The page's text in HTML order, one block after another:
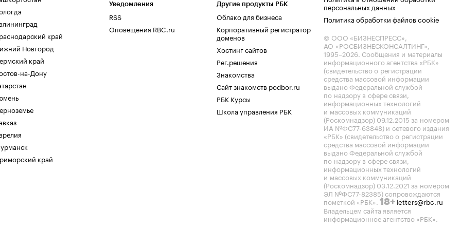
край
Новгород
край
на-Дону
край
Уведомления
RSS
Оповещения RBC.ru
Другие продукты РБК
Облако для бизнеса
Корпоративный регистратор
доменов
Хостинг сайтов
Рег.решения
Знакомства
Сайт знакомств podbor.ru
РБК Курсы
Школа управления РБК
персональных данных
Политика обработки файлов cookie
© ООО «БИЗНЕСПРЕСС»,
АО «РОСБИЗНЕСКОНСАЛТИНГ»,
1995–2026. Сообщения и материалы
информационного агентства «РБК»
(свидетельство о регистрации
средства массовой информации
выдано Федеральной службой
по надзору в сфере связи,
информационных технологий
и массовых коммуникаций
(Роскомнадзор) 09.12.2015 за номером
ИА №ФС77-63848) и сетевого издания
«РБК» (свидетельство о регистрации
средства массовой информации
выдано Федеральной службой
по надзору в сфере связи,
информационных технологий
и массовых коммуникаций
(Роскомнадзор) 03.12.2021 за номером
ЭЛ №ФС77-82385) сопровождаются
пометкой «РБК». 18+ letters@rbc.ru
Владельцем сайта является
информационное агентство «РБК».